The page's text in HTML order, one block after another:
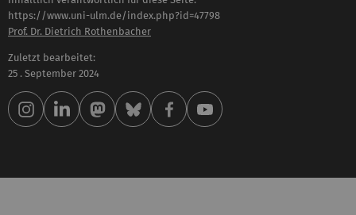
https://www.uni-ulm.de/index.php?id=47798
Prof. Dr. Dietrich Rothenbacher
Zuletzt bearbeitet:
25 . September 2024